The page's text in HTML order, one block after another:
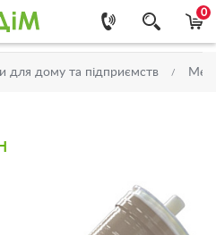
0
для дому та підприємств